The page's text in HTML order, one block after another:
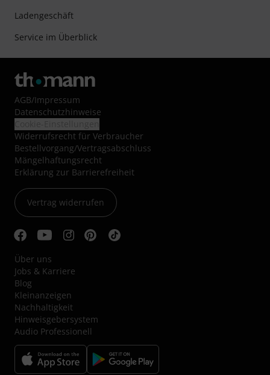
Ladengeschäft
Service im Überblick
AGB/Impressum
Datenschutzhinweise
Widerrufsrecht für Verbraucher
Bestellvorgang/Vertragsabschluss
Mängelhaftungsrecht
Erklärung zur Barrierefreiheit
Vertrag widerrufen
Über uns
Jobs & Karriere
Blog
Kleinanzeigen
Nachhaltigkeit
Hinweisgebersystem
Audio Professionell